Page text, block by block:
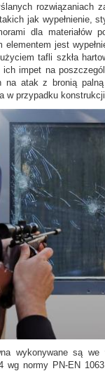
rozwiązaniach
jak wypełnienie,
dla materiałów
jest
tafli szkła
impet na
atak z bronią
w przypadku
wykonywane są we
normy PN-EN